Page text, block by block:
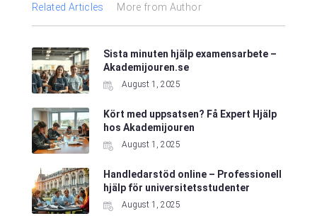
Related Articles More from Author
Sista minuten hjälp examensarbete –
Akademijouren.se
August 1, 2025
Kört med uppsatsen? Få Expert Hjälp
hos Akademijouren
August 1, 2025
Handledarstöd online – Professionell
hjälp för universitetsstudenter
August 1, 2025